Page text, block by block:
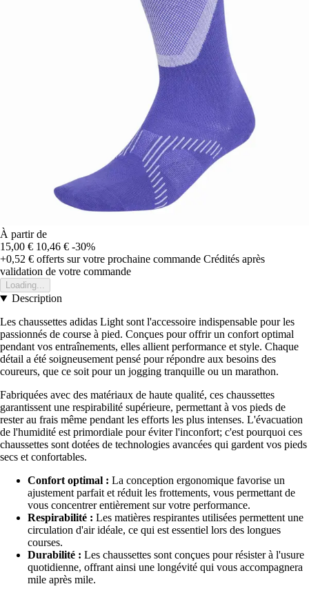
À partir de
15,00 € 10,46 € -30%
+0,52 € offerts sur votre prochaine commande Crédités après
validation de votre commande
Loading...
Description
Les chaussettes adidas Light sont l'accessoire indispensable pour les
passionnés de course à pied. Conçues pour offrir un confort optimal
pendant vos entraînements, elles allient performance et style. Chaque
détail a été soigneusement pensé pour répondre aux besoins des
coureurs, que ce soit pour un jogging tranquille ou un marathon.
Fabriquées avec des matériaux de haute qualité, ces chaussettes
garantissent une respirabilité supérieure, permettant à vos pieds de
rester au frais même pendant les efforts les plus intenses. L'évacuation
de l'humidité est primordiale pour éviter l'inconfort; c'est pourquoi ces
chaussettes sont dotées de technologies avancées qui gardent vos pieds
secs et confortables.
Confort optimal : La conception ergonomique favorise un
ajustement parfait et réduit les frottements, vous permettant de
vous concentrer entièrement sur votre performance.
Respirabilité : Les matières respirantes utilisées permettent une
circulation d'air idéale, ce qui est essentiel lors des longues
courses.
Durabilité : Les chaussettes sont conçues pour résister à l'usure
quotidienne, offrant ainsi une longévité qui vous accompagnera
mile après mile.